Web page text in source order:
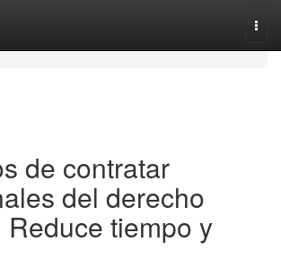
de contratar
del derecho
tiempo y